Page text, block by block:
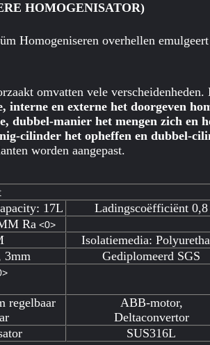
HOMOGENISATOR)
Homogeniseren overhellen
omvatten vele verscheidenheden.
interne en externe het doorgeven
dubbel-manier het mengen zich en
cilinder het opheffen en dubbel-
worden aangepast.
17L
Ladingscoëfficiënt 0,8
Ra <0>
Isolatiemedia:
3mm
Gediplomeerd SGS
regelbaar
ABB-motor,
Deltaconvertor
SUS316L